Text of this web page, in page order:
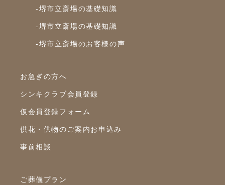
-堺市立斎場の基礎知識
-堺市立斎場の基礎知識
-堺市立斎場のお客様の声
お急ぎの方へ
シンキクラブ会員登録
仮会員登録フォーム
供花・供物のご案内お申込み
事前相談
ご葬儀プラン